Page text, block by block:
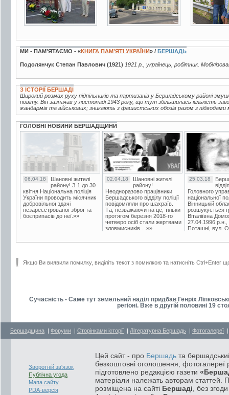
МИ - ПАМ’ЯТАЄМО - «КНИГА ПАМ’ЯТІ УКРАЇНИ» / БЕРШАДЬ
Подолянчук Степан Павлович (1921) 1921 р., українець, робітник.
З ІСТОРІЇ БЕРШАДІ
Широкий розмах руху підпільників та партизанів у Бершадському районі
повіту. Він зазначав у листопаді 1943 року, що тут збільшилась кількість
жандармів та військових; зникають з фашистських обозів разом з підводами
ГОЛОВНІ НОВИНИ БЕРШАДЩИНИ
06.04.18
Шановні жителі
району! З 1 до 30
квітня Національна поліція
України проводить місячник
добровільної здачі
незареєстрованої зброї та
боєприпасів до неї.»»
02.04.18
Шановні жителі
району!
Неодноразово працівники
Бершадського відділу поліції
повідомляли про шахраїв.
Та, незважаючи на це, тільки
протягом березня 2018-го
четверо осіб стали жертвами
зловмисників....»»
25.03.18
Головного
національної
Вінницькій
розшукується
Віталіївна
27.04.1996 р.н.,
Поташні, вул.
Якщо Ви виявили помилку, виділіть текст з помилкою та натисніть Ctrl+Enter
Сучасність - Саме тут земельний наділ придбав Генріх
регіоні. Вже в другій половині 19
Бершадщина | Форуми | Сторінками історії | Літературна Бершадь | Фотогалереї
Зворотній зв'язок
Публічна угода
Мапа сайту
PDA-версія
Цей сайт - про Бершадь та
безкоштовні оголошення, фотогалереї
підготовлено редакцією газети
матеріали належать авторам статтей.
розміщена на сайті Бершаді , без